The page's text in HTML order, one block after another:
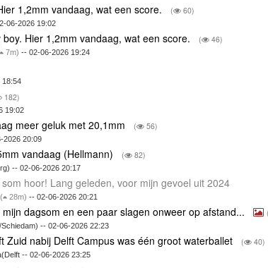
1,2mm vandaag, wat een score. ( 60)
06-2026 19:02
boy. Hier 1,2mm vandaag, wat een score. ( 46)
7m) -- 02-06-2026 19:24
18:54
182)
19:02
meer geluk met 20,1mm ( 56)
2026 20:09
vandaag (Hellmann) ( 82)
-- 02-06-2026 20:17
hoor! Lang geleden, voor mijn gevoel uit 2024
( 28m) -- 02-06-2026 20:21
dagsom en een paar slagen onweer op afstand... (
-- 02-06-2026 22:23
Zuid nabij Delft Campus was één groot waterballet ( 40)
-- 02-06-2026 23:25